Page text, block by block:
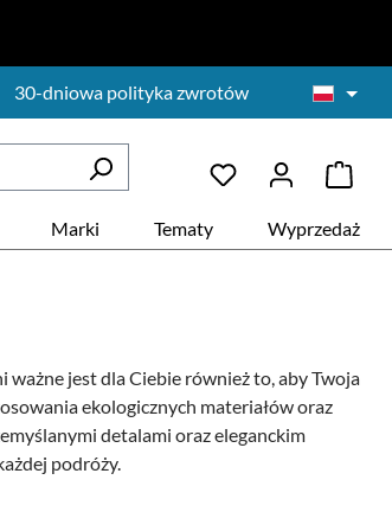
30-dniowa polityka zwrotów
Marki Tematy Wyprzedaż
ważne jest dla Ciebie również to, aby Twoja
ekologicznych materiałów oraz
detalami oraz eleganckim
podróży.